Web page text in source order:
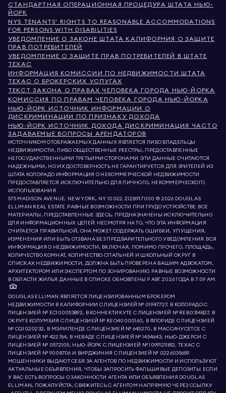
СТАНДАРТНАЯ ОПЕРАЦИОННАЯ ПРОЦЕДУРА ШТАТА НЬЮ-
ЙОРК
NYS TENANTS' RIGHTS TO REASONABLE ACCOMMODATIONS
FOR PERSONS WITH DISABILITIES
УВЕДОМЛЕНИЕ О ЗАКОНЕ ШТАТА КАЛИФОРНИЯ О ЗАЩИТЕ
ПРАВ ПОТРЕБИТЕЛЕЙ
УВЕДОМЛЕНИЕ О ЗАЩИТЕ ПРАВ ПОТРЕБИТЕЛЕЙ В ШТАТЕ
ТЕХАС
ИНФОРМАЦИЯ КОМИССИИ ПО НЕДВИЖИМОСТИ ШТАТА
ТЕХАС О БРОКЕРСКИХ УСЛУГАХ
ТЕКСТ ЗАКОНА О ПРАВАХ ЧЕЛОВЕКА ГОРОДА НЬЮ-ЙОРКА
КОМИССИЯ ПО ПРАВАМ ЧЕЛОВЕКА ГОРОДА НЬЮ-ЙОРКА
НЬЮ-ЙОРК ИСТОЧНИК ИНФОРМАЦИИ О
ДИСКРИМИНАЦИИ ПО ПРИЗНАКУ ДОХОДА
НЬЮ-ЙОРК ИСТОЧНИК ДОХОДА ДИСКРИМИНАЦИЯ ЧАСТО
ЗАДАВАЕМЫЕ ВОПРОСЫ АРЕНДАТОРОВ
ИСТОЧНИКОМ ОТОБРАЖАЕМЫХ ДАННЫХ ЯВЛЯЕТСЯ ЛИБО ВЛАДЕЛЬЦЫ
НЕДВИЖИМОСТИ, ЛИБО ОБЩЕСТВЕННЫЕ РЕЕСТРЫ, ПРЕДОСТАВЛЕННЫЕ
НЕГОСУДАРСТВЕННЫМИ ТРЕТЬИМИ СТОРОНАМИ. ЭТИ ДАННЫЕ СЧИТАЮТСЯ
НАДЕЖНЫМИ, НО ИХ ДОСТОВЕРНОСТЬ НЕ ГАРАНТИРУЕТСЯ. ДЛЯ ЗРИТЕЛЕЙ ИЗ
ШТАТА КОЛОРАДО ИНФОРМАЦИЯ О НЕКОММЕРЧЕСКОЙ НЕДВИЖИМОСТИ
ПРЕДОСТАВЛЯЕТСЯ ИСКЛЮЧИТЕЛЬНО ДЛЯ ЛИЧНОГО, НЕКОММЕРЧЕСКОГО
ИСПОЛЬЗОВАНИЯ.
575 MADISON AVENUE, NEW YORK, NY 10022.212.891.7000 © 2026 DOUGLAS
ELLIMAN REAL ESTATE. РАВНЫЕ ВОЗМОЖНОСТИ ПРИ ТРУДОУСТРОЙСТВЕ. ВСЕ
МАТЕРИАЛЫ, ПРЕДСТАВЛЕННЫЕ ЗДЕСЬ, ПРЕДНАЗНАЧЕНЫ ИСКЛЮЧИТЕЛЬНО
ДЛЯ ИНФОРМАЦИОННЫХ ЦЕЛЕЙ. НЕСМОТРЯ НА ТО, ЧТО ЭТА ИНФОРМАЦИЯ
СЧИТАЕТСЯ ПРАВИЛЬНОЙ, ОНА МОЖЕТ СОДЕРЖАТЬ ОШИБКИ, УПУЩЕНИЯ,
ИЗМЕНЕНИЯ ИЛИ БЫТЬ ОТЗВАНА БЕЗ ПРЕДВАРИТЕЛЬНОГО УВЕДОМЛЕНИЯ. ВСЯ
ИНФОРМАЦИЯ О НЕДВИЖИМОСТИ, ВКЛЮЧАЯ, ПОМИМО ПРОЧЕГО, ПЛОЩАДЬ,
КОЛИЧЕСТВО КОМНАТ, КОЛИЧЕСТВО СПАЛЬНЕЙ И ШКОЛЬНЫЙ ОКРУГ В
СПИСКАХ НЕДВИЖИМОСТИ, ДОЛЖНА БЫТЬ ПРОВЕРЕНА ВАШИМ АДВОКАТОМ,
АРХИТЕКТОРОМ ИЛИ ЭКСПЕРТОМ ПО ЗОНИРОВАНИЮ. РАВНЫЕ ВОЗМОЖНОСТИ
В ОБЛАСТИ ЖИЛЬЯ. ДАННЫЕ В СПИСКЕ ОБНОВЛЕНЫ 9 АВГ. 2026 ГОДА В 7:09 AM.
DOUGLAS ELLIMAN ЯВЛЯЕТСЯ ЛИЦЕНЗИРОВАННЫМ БРОКЕРОМ
НЕДВИЖИМОСТИ В КАЛИФОРНИИ С ЛИЦЕНЗИЕЙ № 01947727, В КОЛОРАДО С
ЛИЦЕНЗИЕЙ № EC100053892, В КОННЕКТИКУТЕ С ЛИЦЕНЗИЕЙ № REB.0314827, В
ОКРУГЕ КОЛУМБИЯ С ЛИЦЕНЗИЕЙ № REO40000160, В ФЛОРИДЕ С ЛИЦЕНЗИЕЙ
№ CQ1020232, В МЭРИЛЕНДЕ С ЛИЦЕНЗИЕЙ № 645270, В МАССАЧУСЕТСЕ С
ЛИЦЕНЗИЕЙ № 422764, В НЕВАДЕ С ЛИЦЕНЗИЕЙ № 1454643, НЬЮ-ДЖЕРСИ С
ЛИЦЕНЗИЕЙ № 0572105, НЬЮ-ЙОРК С ЛИЦЕНЗИЕЙ № 10991211812, ТЕХАС С
ЛИЦЕНЗИЕЙ № 9008706 И ВИРДЖИНИЯ С ЛИЦЕНЗИЕЙ № 0226035659.
МОШЕННИКИ ВЫДАЮТ СЕБЯ ЗА АГЕНТОВ ПО НЕДВИЖИМОСТИ И ИСПОЛЬЗУЮТ
АКТУАЛЬНЫЕ ОБЪЯВЛЕНИЯ, ЧТОБЫ ЗАПРОСИТЬ ФАЛЬШИВЫЕ ДЕПОЗИТЫ. ЕСЛИ
У ВАС ЕСТЬ ВОПРОСЫ О ЗАКОННОСТИ АГЕНТА ИЛИ ОБЪЯВЛЕНИЯ DOUGLAS
ELLIMAN, ПОЖАЛУЙСТА, СВЯЖИТЕСЬ С АГЕНТОМ НАПРЯМУЮ ЧЕРЕЗ ССЫЛКУ